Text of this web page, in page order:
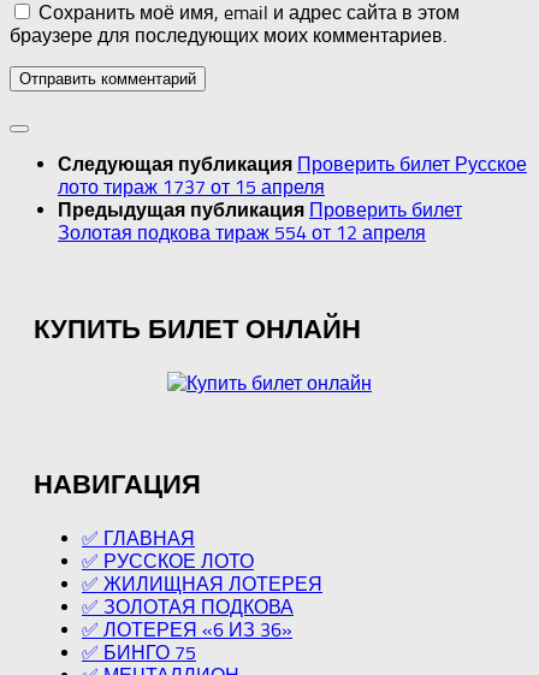
Сохранить моё имя, email и адрес сайта в этом
браузере для последующих моих комментариев.
Следующая публикация Проверить билет Русское
лото тираж 1737 от 15 апреля
Предыдущая публикация Проверить билет
Золотая подкова тираж 554 от 12 апреля
КУПИТЬ БИЛЕТ ОНЛАЙН
НАВИГАЦИЯ
✅ ГЛАВНАЯ
✅ РУССКОЕ ЛОТО
✅ ЖИЛИЩНАЯ ЛОТЕРЕЯ
✅ ЗОЛОТАЯ ПОДКОВА
✅ ЛОТЕРЕЯ «6 ИЗ 36»
✅ БИНГО 75